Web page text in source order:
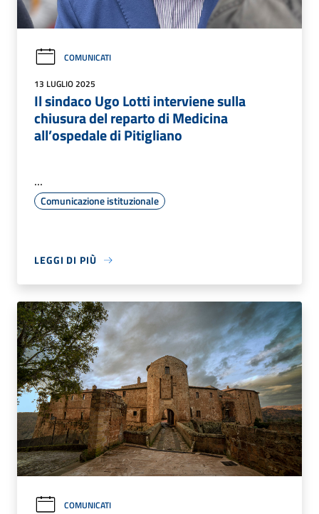
COMUNICATI
13 LUGLIO 2025
Il sindaco Ugo Lotti interviene sulla
chiusura del reparto di Medicina
all’ospedale di Pitigliano
...
Comunicazione istituzionale
LEGGI DI PIÙ
COMUNICATI